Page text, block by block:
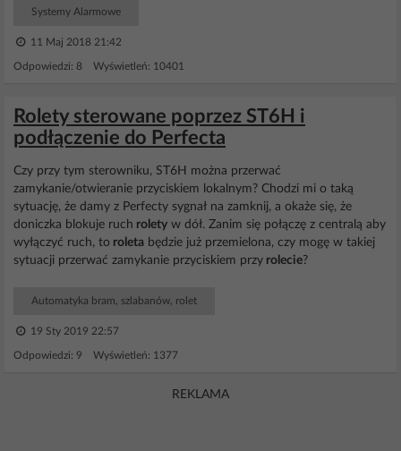
Systemy Alarmowe
11 Maj 2018 21:42
Odpowiedzi: 8 Wyświetleń: 10401
Rolety sterowane poprzez ST6H i
podłączenie do Perfecta
Czy przy tym sterowniku, ST6H można przerwać
zamykanie/otwieranie przyciskiem lokalnym? Chodzi mi o taką
sytuację, że damy z Perfecty sygnał na zamknij, a okaże się, że
doniczka blokuje ruch rolety w dół. Zanim się połączę z centralą aby
wyłączyć ruch, to roleta będzie już przemielona, czy mogę w takiej
sytuacji przerwać zamykanie przyciskiem przy rolecie?
Automatyka bram, szlabanów, rolet
19 Sty 2019 22:57
Odpowiedzi: 9 Wyświetleń: 1377
REKLAMA